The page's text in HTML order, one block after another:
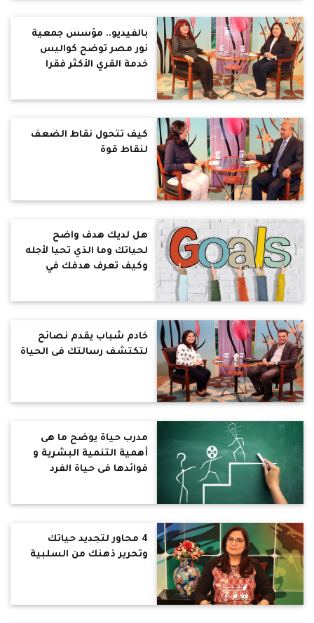
بالفيديو.. مؤسس جمعية
نور مصر توضح كواليس
خدمة القري الأكثر فقرا
كيف تتحول نقاط الضعف
لنقاط قوة
هل لديك هدف واضح
لحياتك وما الذي تحيا لأجله
وكيف تعرف هدفك في
خادم شباب يقدم نصائح
لتكتشف رسالتك فى الحياة
مدرب حياة يوضح ما هى
أهمية التنمية البشرية و
فوائدها فى حياة الفرد
4 محاور لتجديد حياتك
وتحرير ذهنك من السلبية